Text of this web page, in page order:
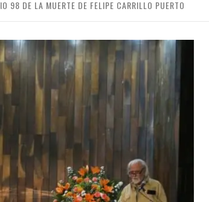
98 DE LA MUERTE DE FELIPE CARRILLO PUERTO